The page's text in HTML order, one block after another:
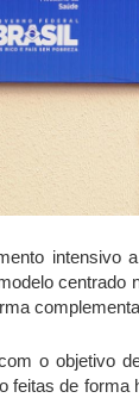
intensivo
centrado
o objetivo
feitas de forma